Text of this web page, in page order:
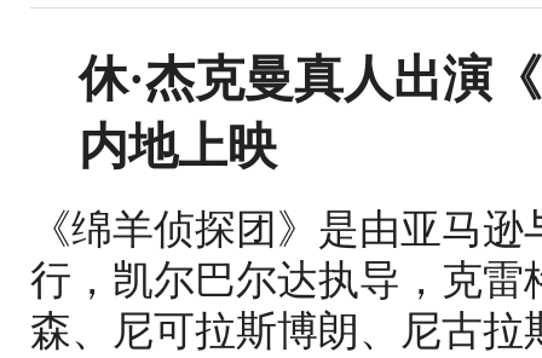
休·杰克曼真人出演
内地上映
《绵羊侦探团》是由亚马
行，凯尔巴尔达执导，克
森、尼可拉斯博朗、尼古